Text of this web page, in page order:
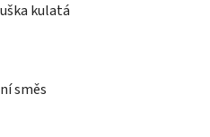
kulatá
směs